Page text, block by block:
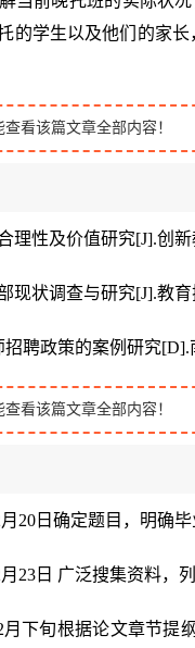
的学生以及他们的家
看该篇文章全部内容！
理性及价值研究[J].创新
现状调查与研究[J].教育
聘政策的案例研究[D].
看该篇文章全部内容！
20日确定题目，明确
23日 广泛搜集资料，
下旬根据论文章节提